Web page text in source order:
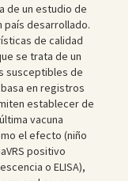
de un estudio de
país desarrollado.
de calidad
se trata de un
susceptibles de
en registros
establecer de
vacuna
el efecto (niño
positivo
o ELISA),